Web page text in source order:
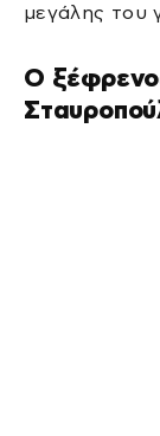
μεγάλης του
Ο